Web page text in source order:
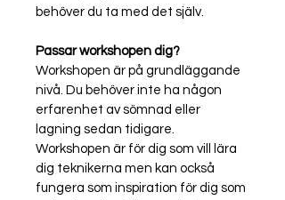
behöver du ta med det själv.
Passar workshopen dig?
Workshopen är på grundläggande
nivå. Du behöver inte ha någon
erfarenhet av sömnad eller
lagning sedan tidigare.
Workshopen är för dig som vill lära
dig teknikerna men kan också
fungera som inspiration för dig som